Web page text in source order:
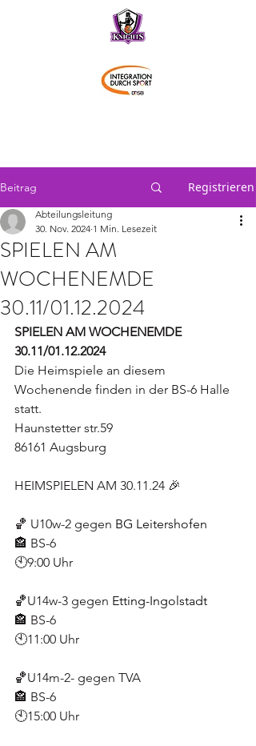
Beitrag Registrieren
SPIELEN AM
WOCHENEMDE
30.11/01.12.2024
Abteilungsleitung
30. Nov. 2024 1 Min. Lesezeit
SPIELEN AM WOCHENEMDE
30.11/01.12.2024
Die Heimspiele an diesem
Wochenende finden in der BS-6 Halle
statt.
Haunstetter str.59
86161 Augsburg
HEIMSPIELEN AM 30.11.24 🎉
🏀 U10w-2 gegen BG Leitershofen
🏤 BS-6
🕙9:00 Uhr
🏀U14w-3 gegen Etting-Ingolstadt
🏤 BS-6
🕙11:00 Uhr
🏀U14m-2- gegen TVA
🏤 BS-6
🕙15:00 Uhr